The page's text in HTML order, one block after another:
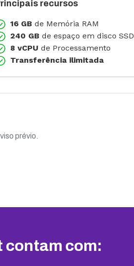
recursos
16 GB de Memória RAM
240 GB de espaço em disco SSD
8 vCPU de Processamento
Transferência ilimitada
prévio.
contam com: